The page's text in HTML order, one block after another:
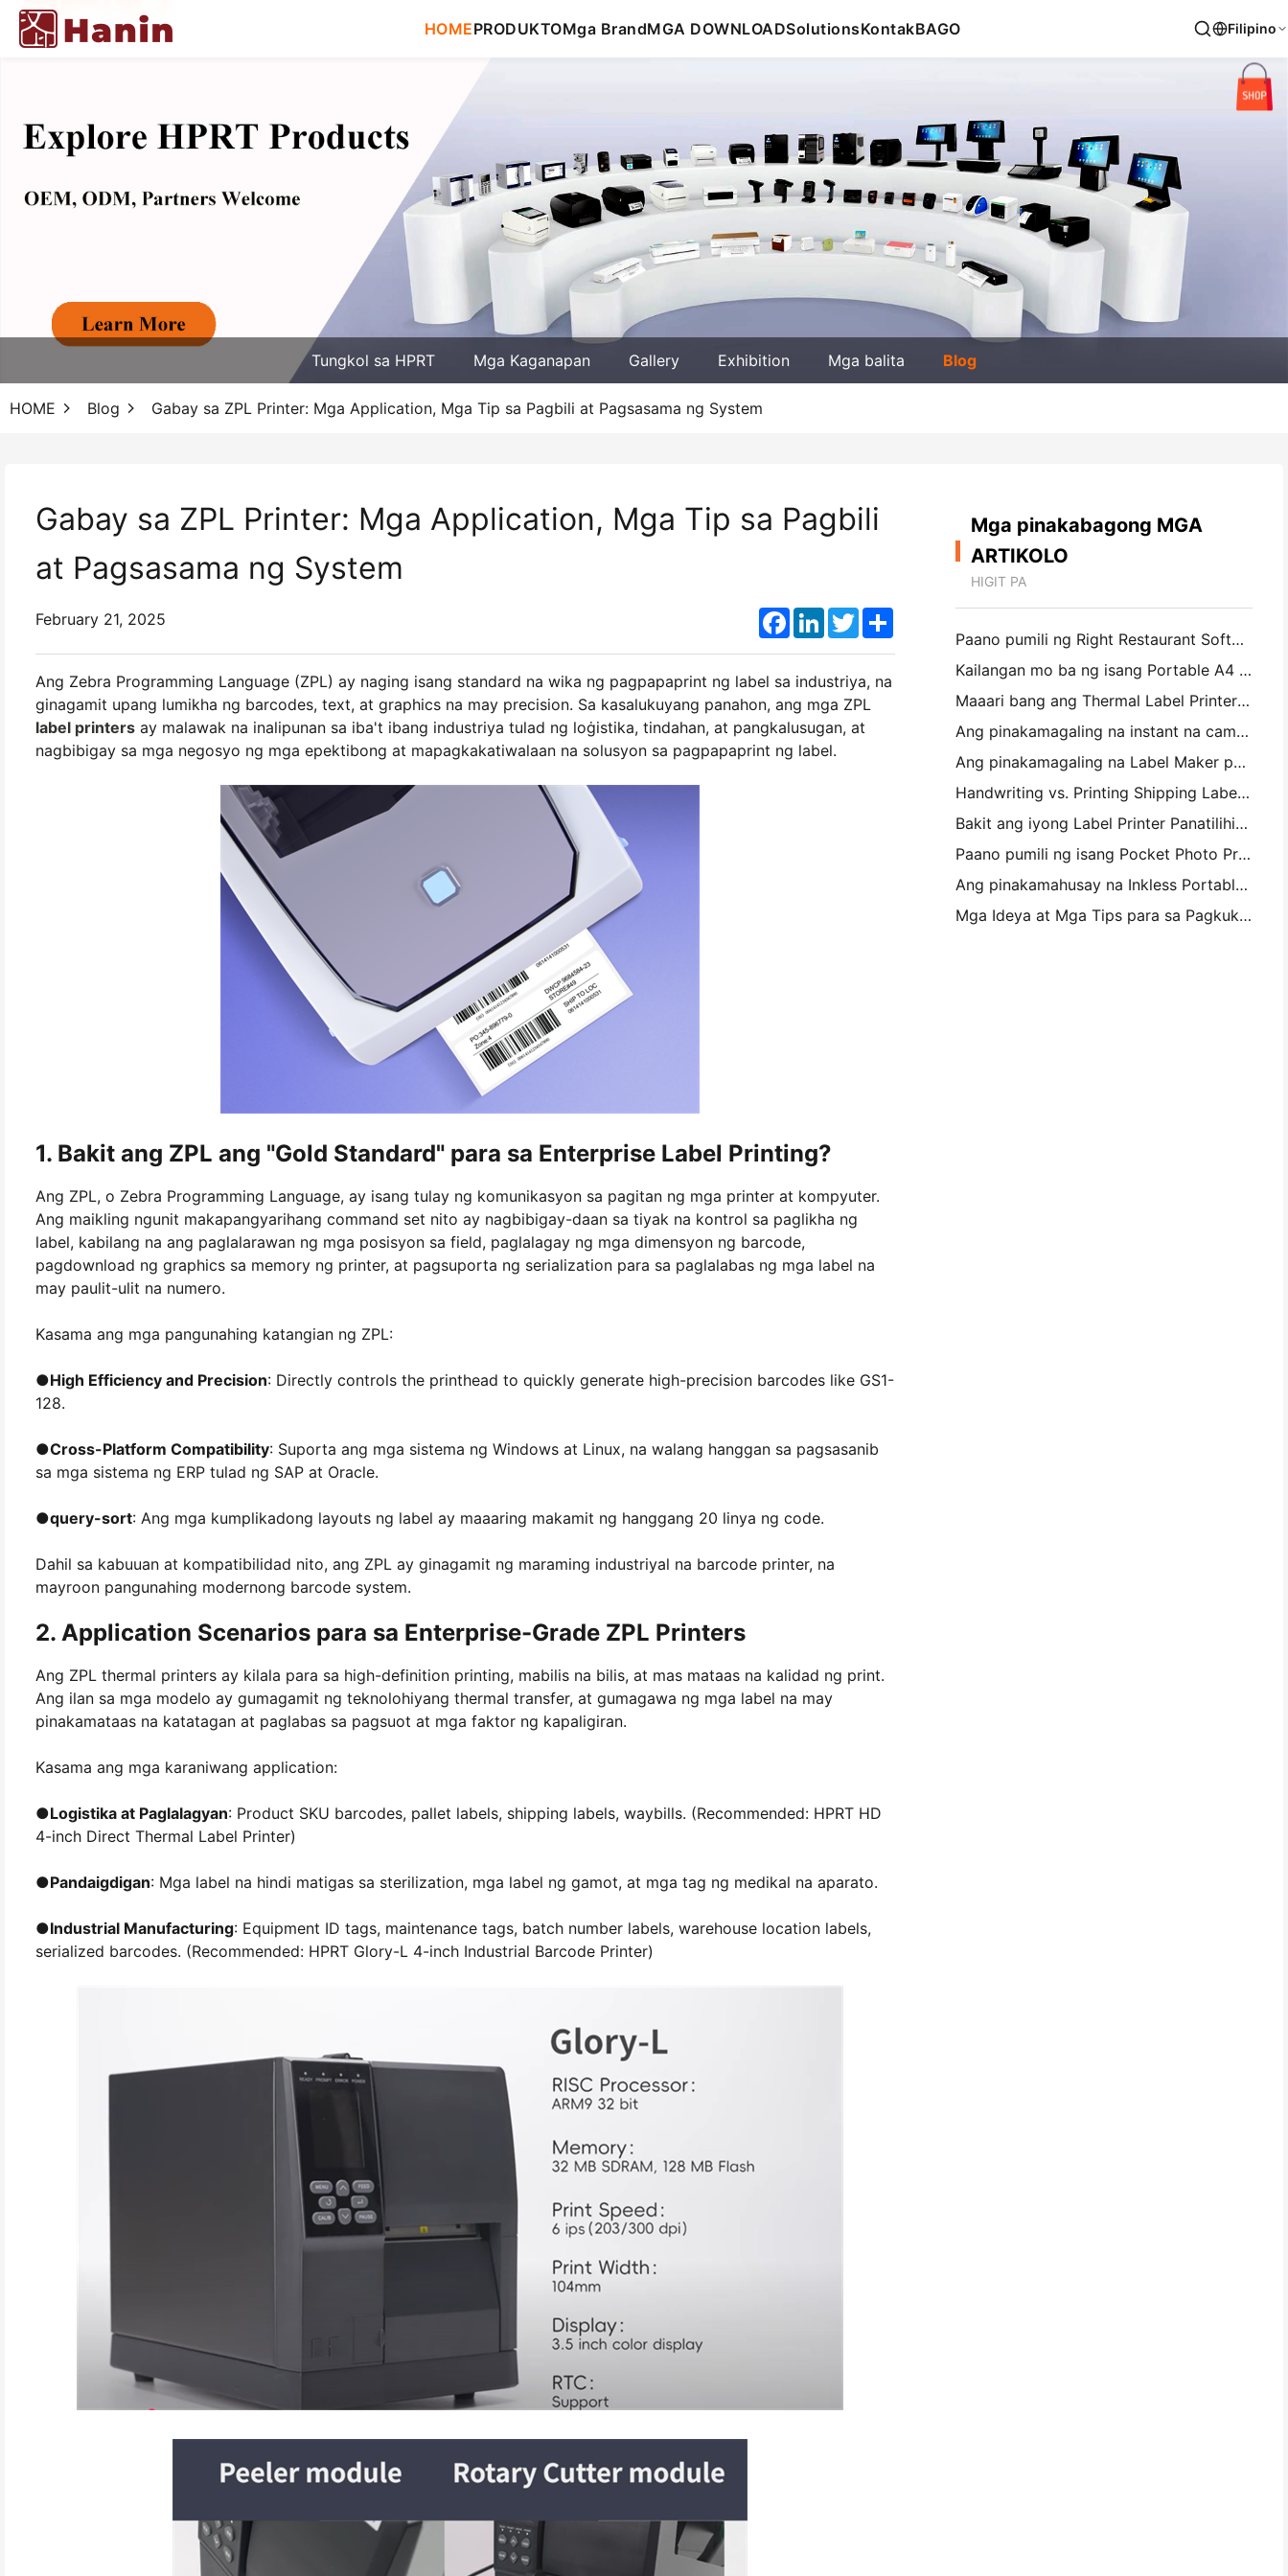
HOMEPRODUKTOMga BrandMGA DOWNLOADSolutionsKontakBAGO Filipino
Tungkol sa HPRT Mga Kaganapan Gallery Exhibition Mga balita Blog
HOME Blog Gabay sa ZPL Printer: Mga Application, Mga Tip sa Pagbili at Pagsasama ng System
Gabay sa ZPL Printer: Mga Application, Mga Tip sa Pagbili
at Pagsasama ng System
February 21, 2025 Facebook
LinkedInTwitterShare
Ang Zebra Programming Language (ZPL) ay naging isang standard na wika ng pagpapaprint ng label sa industriya, na
ginagamit upang lumikha ng barcodes, text, at graphics na may precision. Sa kasalukuyang panahon, ang mga ZPL
label printers ay malawak na inalipunan sa iba't ibang industriya tulad ng loġistika, tindahan, at pangkalusugan, at
nagbibigay sa mga negosyo ng mga epektibong at mapagkakatiwalaan na solusyon sa pagpapaprint ng label.
1. Bakit ang ZPL ang "Gold Standard" para sa Enterprise Label Printing?
Ang ZPL, o Zebra Programming Language, ay isang tulay ng komunikasyon sa pagitan ng mga printer at kompyuter.
Ang maikling ngunit makapangyarihang command set nito ay nagbibigay-daan sa tiyak na kontrol sa paglikha ng
label, kabilang na ang paglalarawan ng mga posisyon sa field, paglalagay ng mga dimensyon ng barcode,
pagdownload ng graphics sa memory ng printer, at pagsuporta ng serialization para sa paglalabas ng mga label na
may paulit-ulit na numero.
Kasama ang mga pangunahing katangian ng ZPL:
●High Efficiency and Precision: Directly controls the printhead to quickly generate high-precision barcodes like GS1-
128.
●Cross-Platform Compatibility: Suporta ang mga sistema ng Windows at Linux, na walang hanggan sa pagsasanib
sa mga sistema ng ERP tulad ng SAP at Oracle.
●query-sort: Ang mga kumplikadong layouts ng label ay maaaring makamit ng hanggang 20 linya ng code.
Dahil sa kabuuan at kompatibilidad nito, ang ZPL ay ginagamit ng maraming industriyal na barcode printer, na
mayroon pangunahing modernong barcode system.
2. Application Scenarios para sa Enterprise-Grade ZPL Printers
Ang ZPL thermal printers ay kilala para sa high-definition printing, mabilis na bilis, at mas mataas na kalidad ng print.
Ang ilan sa mga modelo ay gumagamit ng teknolohiyang thermal transfer, at gumagawa ng mga label na may
pinakamataas na katatagan at paglabas sa pagsuot at mga faktor ng kapaligiran.
Kasama ang mga karaniwang application:
●Logistika at Paglalagyan: Product SKU barcodes, pallet labels, shipping labels, waybills. (Recommended: HPRT HD
4-inch Direct Thermal Label Printer)
●Pandaigdigan: Mga label na hindi matigas sa sterilization, mga label ng gamot, at mga tag ng medikal na aparato.
●Industrial Manufacturing: Equipment ID tags, maintenance tags, batch number labels, warehouse location labels,
serialized barcodes. (Recommended: HPRT Glory-L 4-inch Industrial Barcode Printer)
Mga pinakabagong MGA
ARTIKOLO
HIGIT PA
Paano pumili ng Right Restaurant Software para sa iyong Maliit o Midsize Restaurant
Kailangan mo ba ng isang Portable A4 Printer para sa mga Warehouse Invoices? Ano talagang gumagana
Maaari bang ang Thermal Label Printers ay gumawa ng Waterproof Labels para sa mga maliliit na Producto ng negosyo?
Ang pinakamagaling na instant na camera para sa mga magsimula na ayaw magbasura ng papel
Ang pinakamagaling na Label Maker para sa Pagpapakita at Scrapbooking: Magdagdag ng Karagdagang Color sa bawat Pahina
Handwriting vs. Printing Shipping Labels: Tips for Small Businesses noong 2026
Bakit ang iyong Label Printer Panatilihin ang Jamming?
Paano pumili ng isang Pocket Photo Printer: Isang kumpletong pahayag para sa Pagmamamahayag, Travel, at iPhone Users
Ang pinakamahusay na Inkless Portable Printer para sa Travel, School, at Mobile Work: Hanin MT620 Pro Review
Mga Ideya at Mga Tips para sa Pagkukumpisal ng Kambahay at Dorm